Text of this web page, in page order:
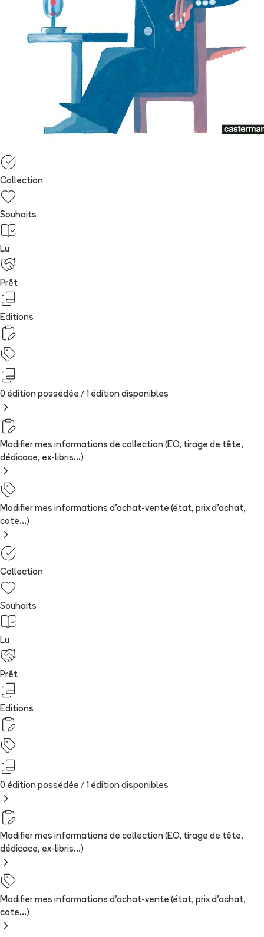
Collection
Souhaits
Lu
Prêt
Editions
0 édition possédée / 1 édition disponibles
Modifier mes informations de collection (EO, tirage de tête,
dédicace, ex-libris...)
Modifier mes informations d'achat-vente (état, prix d'achat,
cote...)
Collection
Souhaits
Lu
Prêt
Editions
0 édition possédée / 1 édition disponibles
Modifier mes informations de collection (EO, tirage de tête,
dédicace, ex-libris...)
Modifier mes informations d'achat-vente (état, prix d'achat,
cote...)